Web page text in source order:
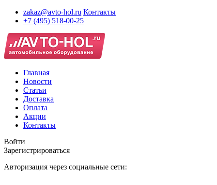
zakaz@avto-hol.ru Контакты
+7 (495) 518-00-25
Главная
Новости
Статьи
Доставка
Оплата
Акции
Контакты
Войти
Зарегистрироваться
Авторизация через социальные сети: